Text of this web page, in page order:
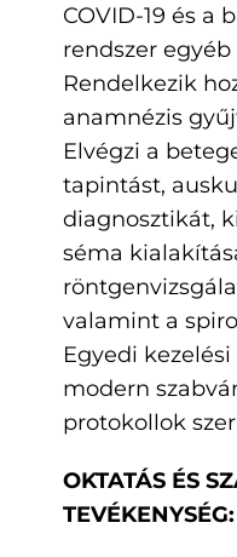
COVID-19 és a
rendszer
Rendelkezik
anamnézis
Elvégzi a
tapintást,
diagnosztikát,
séma
valamint a
Egyedi
modern
protokollok
OKTATÁS ÉS
TEVÉKENYSÉG: